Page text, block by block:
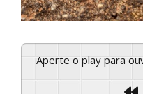
Aperte o play para